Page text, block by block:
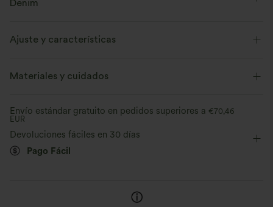
Denim
comodidad de la ropa deportiva. Halara Flex™ Denim te da la
elasticidad y suavidad con la que podrás moverte sin límites.
Elástico en cuatro direcciones
Cómodo como unos leggings
Ajuste y características
Cintura plana Con bolsillos
Tobillero
Materiales y cuidados
Envío estándar gratuito en pedidos superiores a €70,46
EUR
Devoluciones fáciles en 30 días
Pago Fácil